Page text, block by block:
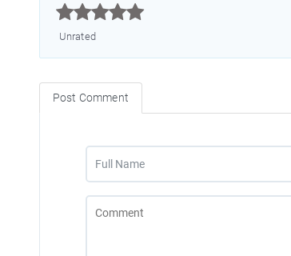



Unrated
Post Comment